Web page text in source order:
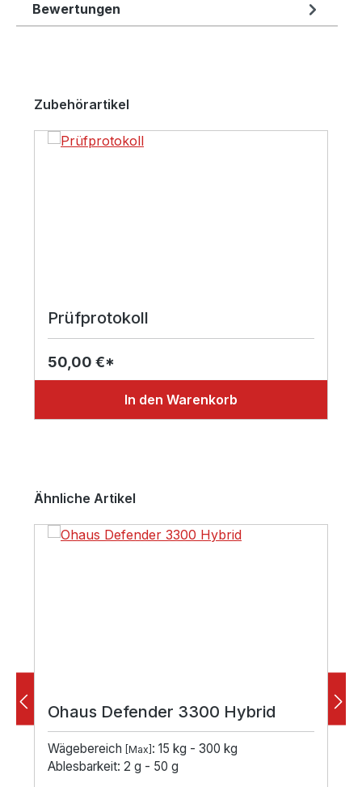
Bewertungen
Produktgalerie überspringen
Zubehörartikel
Prüfprotokoll
50,00 €*
In den Warenkorb
Produktgalerie überspringen
Ähnliche Artikel
Ohaus Defender 3300 Hybrid
Wägebereich [Max] : 15 kg - 300 kg
Ablesbarkeit: 2 g - 50 g